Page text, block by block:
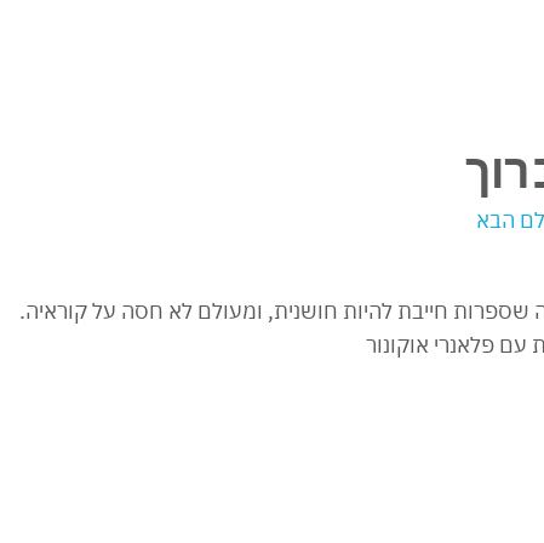
הבא
שספרות חייבת להיות חושנית, ומעולם לא חסה על קוראיה.
פלאנרי אוקונור